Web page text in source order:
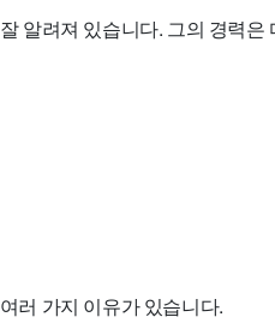
알려져 있습니다. 그의 경력은
러 가지 이유가 있습니다.